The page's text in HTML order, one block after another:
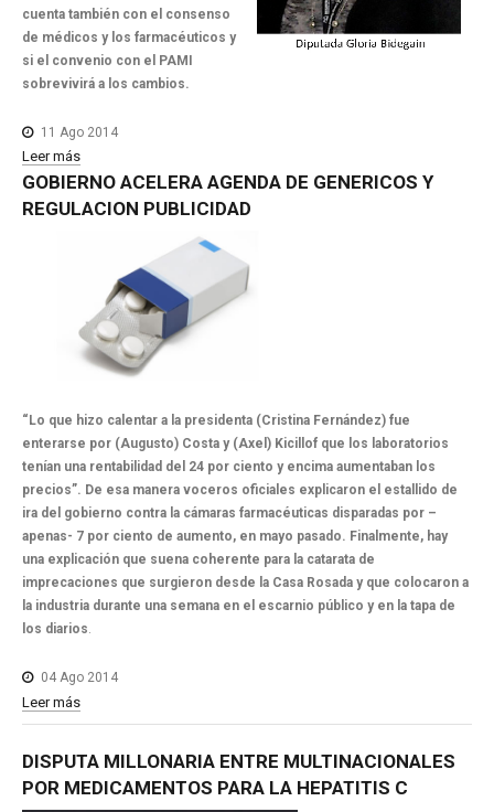
cuenta también con el consenso
de médicos y los farmacéuticos y
si el convenio con el PAMI
sobrevivirá a los cambios.
11 Ago 2014
Leer más
GOBIERNO ACELERA AGENDA DE GENERICOS Y
REGULACION PUBLICIDAD
“Lo que hizo calentar a la presidenta (Cristina Fernández) fue
enterarse por (Augusto) Costa y (Axel) Kicillof que los laboratorios
tenían una rentabilidad del 24 por ciento y encima aumentaban los
precios”. De esa manera voceros oficiales explicaron el estallido de
ira del gobierno contra la cámaras farmacéuticas disparadas por –
apenas- 7 por ciento de aumento, en mayo pasado. Finalmente, hay
una explicación que suena coherente para la catarata de
imprecaciones que surgieron desde la Casa Rosada y que colocaron a
la industria durante una semana en el escarnio público y en la tapa de
los diarios.
04 Ago 2014
Leer más
DISPUTA MILLONARIA ENTRE MULTINACIONALES
POR MEDICAMENTOS PARA LA HEPATITIS C